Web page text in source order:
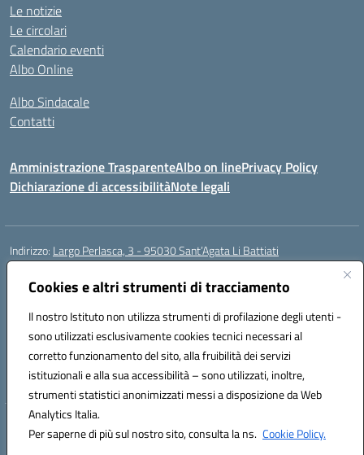
Cookies e altri strumenti di tracciamento
Il nostro Istituto non utilizza strumenti di profilazione degli utenti -
sono utilizzati esclusivamente cookies tecnici necessari al
corretto funzionamento del sito, alla fruibilità dei servizi
istituzionali e alla sua accessibilità – sono utilizzati, inoltre,
strumenti statistici anonimizzati messi a disposizione da Web
Analytics Italia.
Per saperne di più sul nostro sito, consulta la ns. Cookie Policy.
Le notizie
Le circolari
Calendario eventi
Albo Online
Albo Sindacale
Contatti
Amministrazione TrasparenteAlbo on linePrivacy Policy
Dichiarazione di accessibilitàNote legali
Indirizzo: Largo Perlasca, 3 - 95030 Sant’Agata Li Battiati
Centralino:
ctic8bl002@istruzione.it
Posta elettronica certificata (PEC):ctic8bl002@pec.istruzione.it
Codice fiscale: 93253680875
Codice meccanografico:CTIC8BL002
Codice Indice delle Pubbliche Amministrazioni (IPA): 7UKG69R2
Codice unico di fatturazione (CUF): F8M4AH
Hosting & Powered by 3D Solution S.r.l.
Concept & Design by Designers Italia